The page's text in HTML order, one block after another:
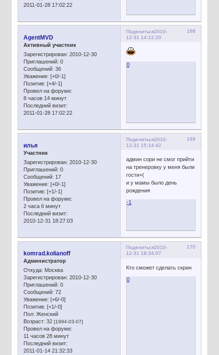
2011-01-28 17:02:22
Поделиться 168
2010-
12-31 14:12:20
AgentMVD
Активный участник
Зарегистрирован: 2010-12-30
Приглашений: 0
Сообщений: 36
Уважение: [+0/-1]
Позитив: [+4/-1]
Провел на форуме:
8 часов 14 минут
Последний визит:
2011-01-28 17:02:22
0
Поделиться 169
2010-
12-31 15:14:42
илья
Участник
Зарегистрирован: 2010-12-30
Приглашений: 0
Сообщений: 17
Уважение: [+0/-1]
Позитив: [+1/-1]
Провел на форуме:
2 часа 6 минут
Последний визит:
2010-12-31 18:27:03
админ сори не смог прийти
на тренеровку у меня были
гости+(
и у мамы было день
рождения
-1
Поделиться 170
2010-
12-31 18:34:07
komrad.kolianoff
Администратор
Откуда: Москва
Зарегистрирован: 2010-12-30
Приглашений: 0
Сообщений: 72
Уважение: [+6/-0]
Позитив: [+1/-0]
Пол: Женский
Возраст: 32 [1994-03-07]
Провел на форуме:
11 часов 28 минут
Последний визит:
2011-01-14 21:32:33
Кто сможет сделать скрин
0